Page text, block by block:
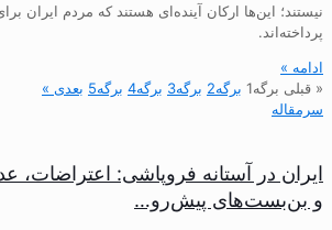
نیستند؛ این‌ها ارکان آینده‌ای هستند که مردم ایران
پرداخته‌اند.
ادامه »
« قبلی برگه1 برگه2 برگه3 برگه4 برگه5 بعدی »
سرمقاله
ایران در آستانه فروپاشی: اعتراضات،
و بن‌بست‌های پیش‌رو…